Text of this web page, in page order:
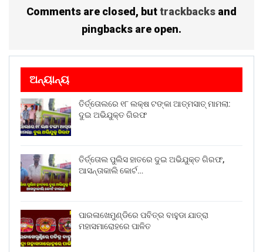
Comments are closed, buttrackbacks and
pingbacks are open.
ଅନ୍ୟାନ୍ୟ
ତିର୍ତ୍ତୋଲରେ ୧୮ ଲକ୍ଷ ଟଙ୍କା ଆତ୍ମସାତ୍ ମାମଲା:
ଦୁଇ ଅଭିଯୁକ୍ତ ଗିରଫ
ତିର୍ତ୍ତୋଲ ପୁଲିସ ହାତରେ ଦୁଇ ଅଭିଯୁକ୍ତ ଗିରଫ,
ଆସନ୍ତାକାଲି କୋର୍ଟ…
ପାରଳାଖେମୁଣ୍ଡିରେ ପବିତ୍ର ବାହୁଡା ଯାତ୍ରା
ମହାସମାରୋହରେ ପାଳିତ